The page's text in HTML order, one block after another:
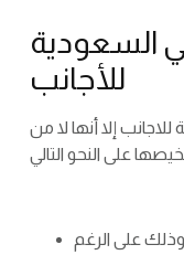
السعودية
للأجانب
إلا أنها لا من
على الرغم